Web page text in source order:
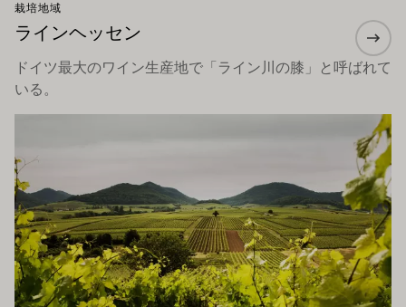
栽培地域
ラインヘッセン
ドイツ最大のワイン生産地で「ライン川の膝」と呼ばれて
いる。